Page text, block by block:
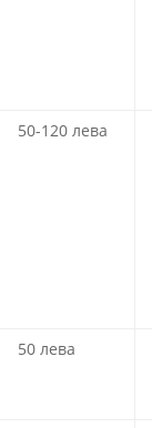
50-120 лева
50 лева